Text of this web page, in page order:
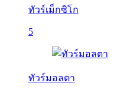
ทัวร์เม็กซิโก
5
ทัวร์มอลตา